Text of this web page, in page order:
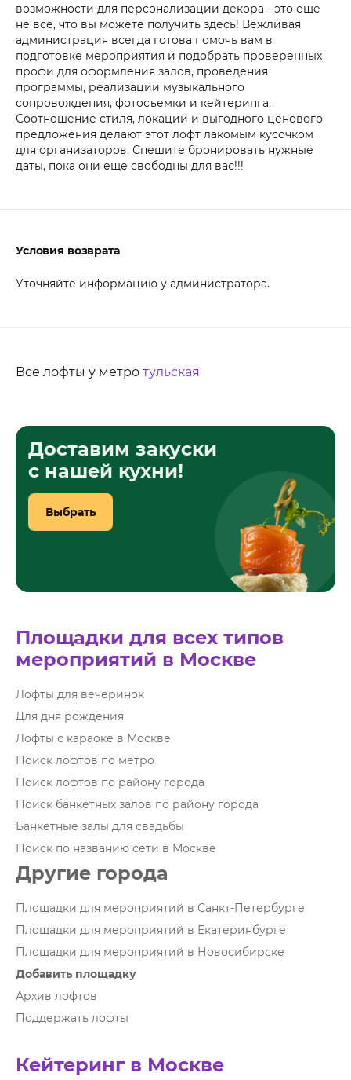
возможности для персонализации декора - это еще
не все, что вы можете получить здесь! Вежливая
администрация всегда готова помочь вам в
подготовке мероприятия и подобрать проверенных
профи для оформления залов, проведения
программы, реализации музыкального
сопровождения, фотосъемки и кейтеринга.
Соотношение стиля, локации и выгодного ценового
предложения делают этот лофт лакомым кусочком
для организаторов. Спешите бронировать нужные
даты, пока они еще свободны для вас!!!
Условия возврата
Уточняйте информацию у администратора.
Все лофты у метро тульская
Доставим закуски
с нашей кухни!
Выбрать
Площадки для всех типов
мероприятий в Москве
Лофты для вечеринок
Для дня рождения
Лофты с караоке в Москве
Поиск лофтов по метро
Поиск лофтов по району города
Поиск банкетных залов по району города
Банкетные залы для свадьбы
Поиск по названию сети в Москве
Другие города
Площадки для мероприятий в Санкт-Петербурге
Площадки для мероприятий в Екатеринбурге
Площадки для мероприятий в Новосибирске
Добавить площадку
Архив лофтов
Поддержать лофты
Кейтеринг в Москве